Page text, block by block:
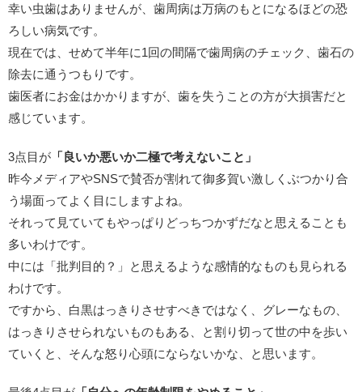
幸い虫歯はありませんが、歯周病は万病のもとになるほどの恐
ろしい病気です。
現在では、せめて半年に1回の間隔で歯周病のチェック、歯石の
除去に通うつもりです。
歯医者にお金はかかりますが、歯を失うことの方が大損害だと
感じています。
3点目が 「良いか悪いか二極で考えないこと」
昨今メディアやSNSで賛否が割れて御多賀い激しくぶつかり合
う場面ってよく目にしますよね。
それって見ていてもやっぱりどっちつかずだなと思えることも
多いわけです。
中には「批判目的？」と思えるような感情的なものも見られる
わけです。
ですから、白黒はっきりさせすべきではなく、グレーなもの、
はっきりさせられないものもある、と割り切って世の中を歩い
ていくと、そんな怒り心頭にならないかな、と思います。